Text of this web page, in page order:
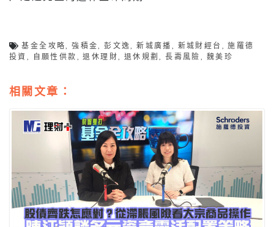
基金全攻略 ,強積金 ,彭文逸 ,新城廣播 新城財經台 ,施羅德
投資
自願性供款 ,退休理財 退休規劃 ,長壽風險 魏美珍
相關文章：